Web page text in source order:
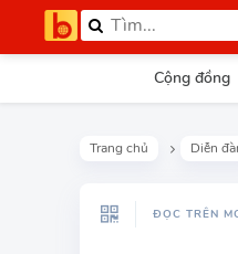
Cộng đồng
Trang chủ Diễn
ĐỌC TRÊN